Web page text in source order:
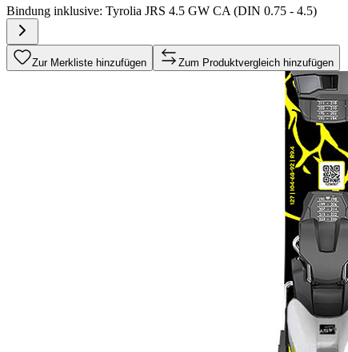
Bindung inklusive: Tyrolia JRS 4.5 GW CA (DIN 0.75 - 4.5)
Zur Merkliste hinzufügen Zum Produktvergleich hinzufügen